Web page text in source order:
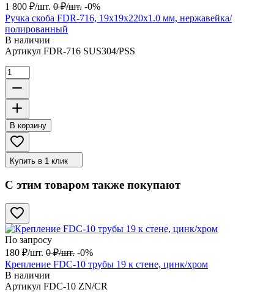
1 800 ₽/шт. 0 ₽/шт. -0%
Ручка скоба FDR-716, 19х19х220х1.0 мм, нержавейка/
полированный
В наличии
Артикул FDR-716 SUS304/PSS
В корзину
Купить в 1 клик
С этим товаром также покупают
По запросу
180 ₽/шт. 0 ₽/шт. -0%
Крепление FDC-10 трубы 19 к стене, цинк/хром
В наличии
Артикул FDC-10 ZN/CR